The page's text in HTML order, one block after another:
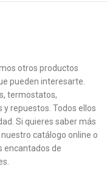
otros productos
pueden interesarte.
termostatos,
repuestos. Todos ellos
Si quieres saber más
catálogo online o
encantados de